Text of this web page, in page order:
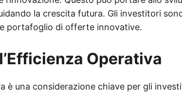
la crescita futura. Gli investitori
portafoglio di offerte innovative.
Operativa
è una considerazione chiave per gli